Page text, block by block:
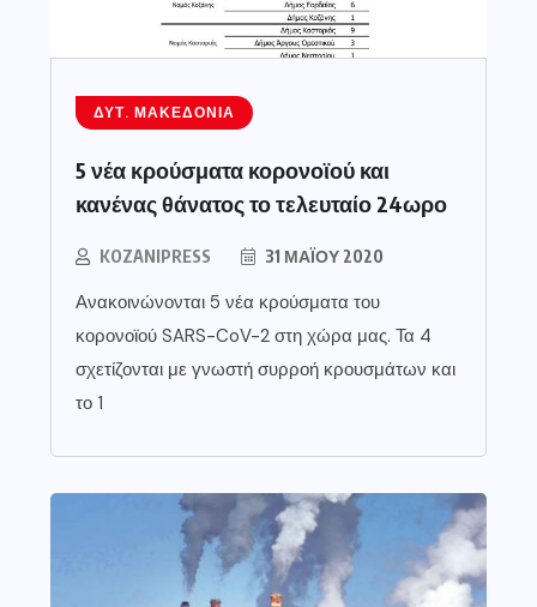
ΔΥΤ. ΜΑΚΕΔΟΝΊΑ
5 νέα κρούσματα κορονοϊού και
κανένας θάνατος το τελευταίο 24ωρο
KOZANIPRESS 31 ΜΑΪ́ΟΥ 2020
Ανακοινώνονται 5 νέα κρούσματα του
κορονοϊού SARS-CoV-2 στη χώρα μας. Τα 4
σχετίζονται με γνωστή συρροή κρουσμάτων και
το 1